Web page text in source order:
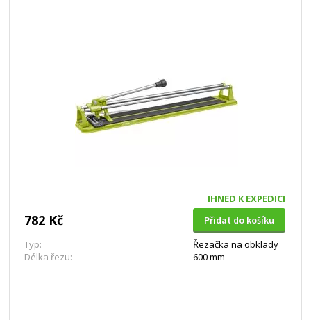
IHNED K EXPEDICI
782 Kč
Přidat do košíku
Typ:
Řezačka na obklady
Délka řezu:
600 mm